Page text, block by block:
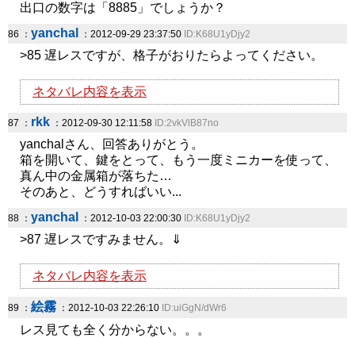
出口の数字は「8885」でしょうか？
86 ： yanchal ：2012-09-29 23:37:50 ID:K68U1yDjy2
>85 遅レスですが、格子がおりたらよってください。
ネタバレ内容を表示
87 ： rkk ：2012-09-30 12:11:58 ID:2vkVlB87no
yanchalさん、回答ありがとう。
箱を開いて、鍵をとって、もう一度ミニカーを使って、
真ん中の金属箱が落ちた…
そのあと、どうすればいい...
88 ： yanchal ：2012-10-03 22:00:30 ID:K68U1yDjy2
>87 遅レスですみません。⇓
ネタバレ内容を表示
89 ： 絵霧 ：2012-10-03 22:26:10 ID:uiGgN/dWr6
レス見ても全く分からない。。。